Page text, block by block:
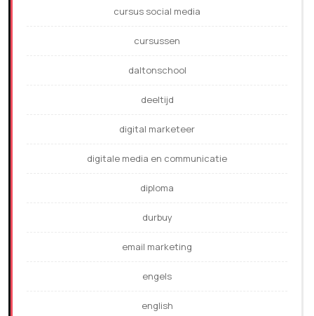
cursus social media
cursussen
daltonschool
deeltijd
digital marketeer
digitale media en communicatie
diploma
durbuy
email marketing
engels
english